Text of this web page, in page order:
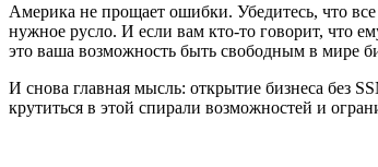
Америка не прощает ошибки. Убедитесь, что
нужное русло. И если вам кто-то говорит, что
это ваша возможность быть свободным в мире
И снова главная мысль: открытие бизнеса без
крутиться в этой спирали возможностей и